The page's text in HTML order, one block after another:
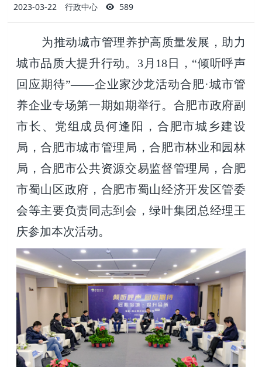
2023-03-22 行政中心 589
为推动城市管理养护高质量发展，助力
城市品质大提升行动。3月18日，“倾听呼声
回应期待”——企业家沙龙活动合肥·城市管
养企业专场第一期如期举行。合肥市政府副
市长、党组成员何逢阳，合肥市城乡建设
局，合肥市城市管理局，合肥市林业和园林
局，合肥市公共资源交易监督管理局，合肥
市蜀山区政府，合肥市蜀山经济开发区管委
会等主要负责同志到会，绿叶集团总经理王
庆参加本次活动。